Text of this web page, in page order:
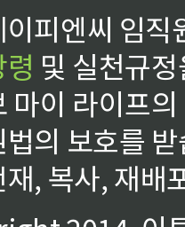
이피엔씨 임
및 실천규
마이 라이프
의 보호를
, 복사, 재배